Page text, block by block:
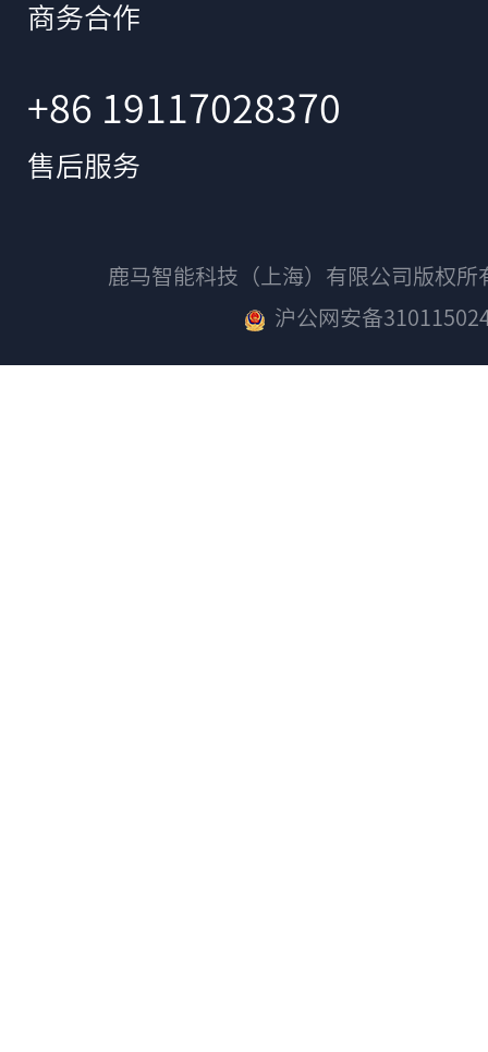
商务合作
+86 19117028370
售后服务
鹿马智能科技（上海）有限公司版权
沪公网安备